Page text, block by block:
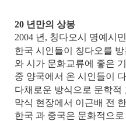
20 년만의 상봉
2004 년, 칭다오시 명예시
한국 시인들이 칭다오를
와 시가 문화교류에 좋은
중 양국에서 온 시인들이
다채로운 방식으로 문학적
막식 현장에서 이근배 전
한국 과 중국은 문화적으